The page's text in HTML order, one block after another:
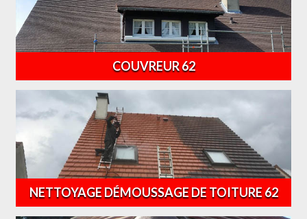
COUVREUR 62
NETTOYAGE DÉMOUSSAGE DE TOITURE 62